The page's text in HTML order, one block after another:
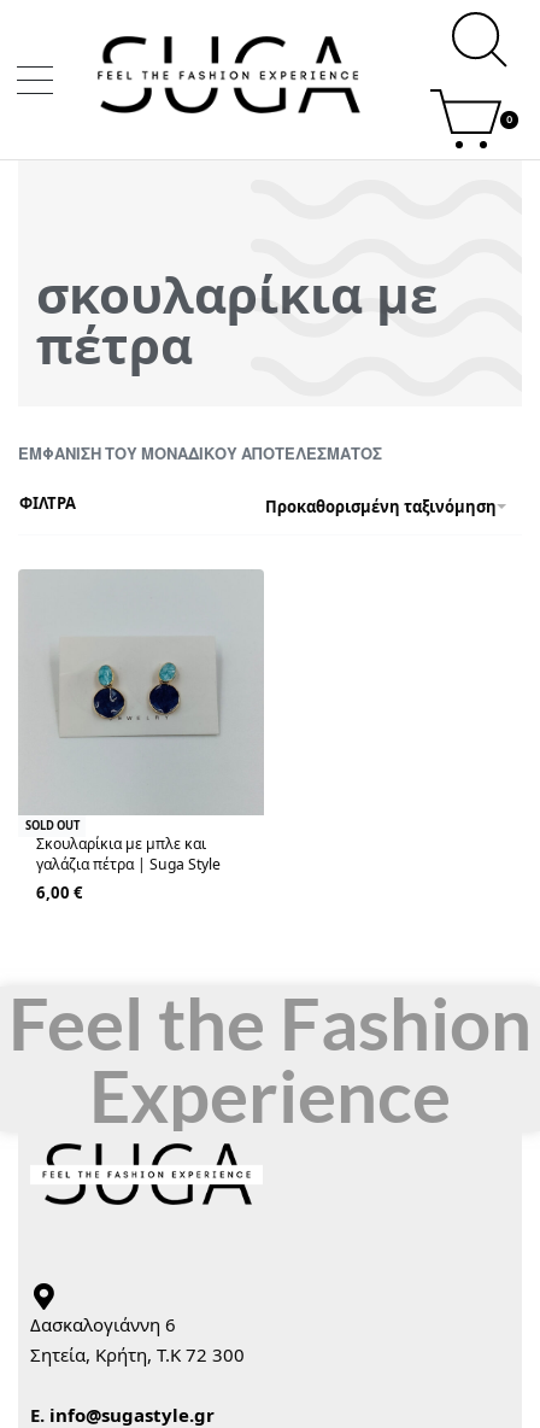
0
σκουλαρίκια με
πέτρα
ΕΜΦΆΝΙΣΗ ΤΟΥ ΜΟΝΑΔΙΚΟΎ ΑΠΟΤΕΛΈΣΜΑΤΟΣ
Προκαθορισμένη ταξινόμηση
ΦΙΛΤΡΑ
SOLD OUT
Σκουλαρίκια με μπλε και
γαλάζια πέτρα | Suga Style
6,00 €
Feel the Fashion
Experience
Δασκαλογιάννη 6
Σητεία, Κρήτη, Τ.Κ 72 300
Ε. info@sugastyle.gr